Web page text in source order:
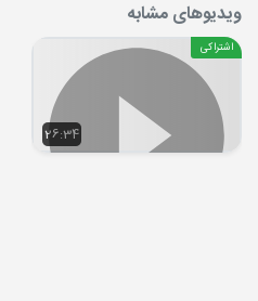
ویدیوهای مشابه
26:34
اشتراکی